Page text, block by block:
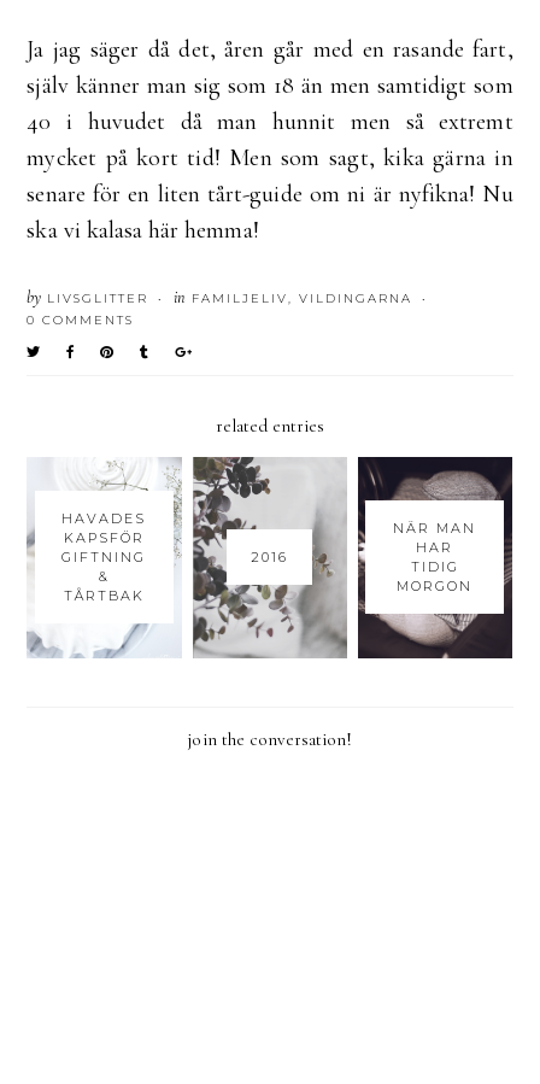
Ja jag säger då det, åren går med en rasande fart,
själv känner man sig som 18 än men samtidigt som
40 i huvudet då man hunnit men så extremt
mycket på kort tid! Men som sagt, kika gärna in
senare för en liten tårt-guide om ni är nyfikna! Nu
ska vi kalasa här hemma!
by LIVSGLITTER • in FAMILJELIV, VILDINGARNA •
0 COMMENTS
related entries
HAVADES
KAPSFÖR
GIFTNING
&
TÅRTBAK
2016
NÄR MAN
HAR
TIDIG
MORGON
join the conversation!